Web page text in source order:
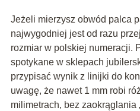
Jeżeli mierzysz obwód palca
najwygodniej jest od razu
rozmiar w polskiej numeracji.
spotykane w sklepach
przypisać wynik z linijki do
uwagę, że nawet 1 mm robi
milimetrach, bez zaokrąglania